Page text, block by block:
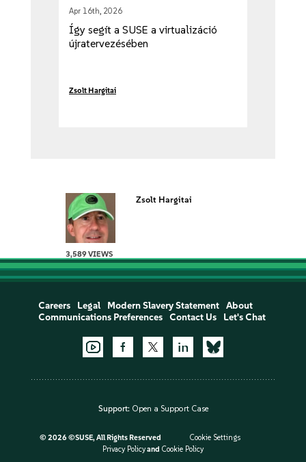
Apr 16th, 2026
Így segít a SUSE a virtualizáció
újratervezésében
Zsolt Hargitai
3,589 VIEWS
Zsolt Hargitai
Careers Legal Modern Slavery Statement
About
Communications Preferences
Contact Us Let's Chat
Support: Open a Support Case
© 2026 ©SUSE, All Rights Reserved
Cookie Settings
Privacy Policyand Cookie Policy